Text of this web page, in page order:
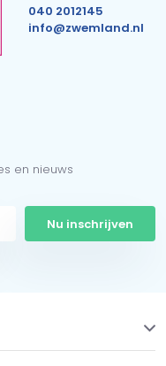
040 2012145
info@zwemland.nl
en nieuws
Nu inschrijven